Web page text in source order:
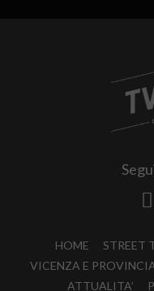
HOME STREET
VICENZA E
ATTUALITA’